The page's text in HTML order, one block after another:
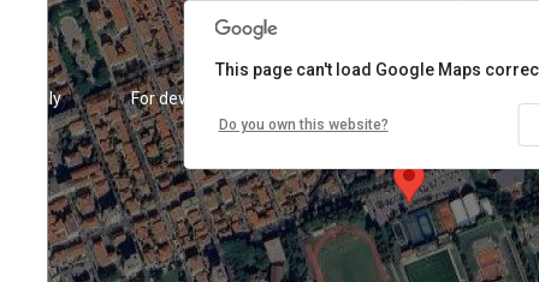
For
For development purposes only
only
This page can't load Google Maps
Do you own this website?